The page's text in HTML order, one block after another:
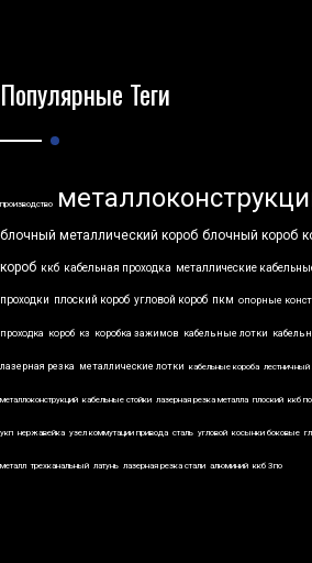
Популярные Теги
производство
блочный металлический короб блочный короб
короб ккб кабельная проходка металлические
проходки плоский короб угловой короб пкм опорные
проходка короб кз коробка зажимов кабельные лотки
лазерная резка металлические лотки кабельные короба лестничный
металлоконструкций кабельные стойки лазерная резка металла плоский ккб по
укп нержавейка узел коммутации привода сталь угловой косынки боковые
металл трехканальный латунь лазерная резка стали алюминий ккб 3по